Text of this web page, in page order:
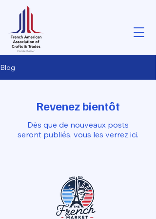
Blog
Revenez bientôt
Dès que de nouveaux posts
seront publiés, vous les verrez ici.